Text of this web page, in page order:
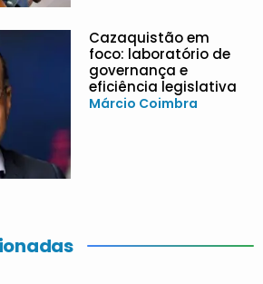
Cazaquistão em
foco: laboratório de
governança e
eficiência legislativa
Márcio Coimbra